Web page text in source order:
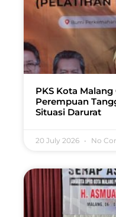
PKS Kota Malang
Perempuan
Situasi Darurat
20 July 2026 No